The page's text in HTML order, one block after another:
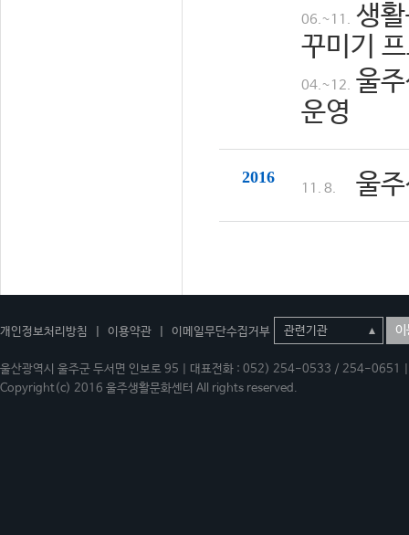
06.~11. 생
꾸미기
04.~12. 울
운영
2016
11. 8. 울
개인정보처리방침 이용약관 이메일무단수집거부 이
울산광역시 울주군 두서면 인보로 95 | 대표전화 : 052) 254-0533 / 254-
Copyright(c) 2016 울주생활문화센터 All rights reserved.